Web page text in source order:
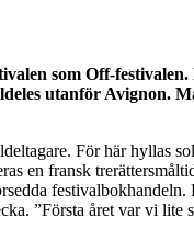
som Off-
utanför Avignon.
För här hyllas
en fransk
”Första året var vi